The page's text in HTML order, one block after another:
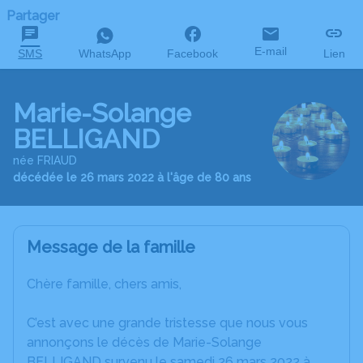
Partager
SMS WhatsApp Facebook E-mail Lien
Marie-Solange
BELLIGAND
née FRIAUD
décédée le 26 mars 2022 à l'âge de 80 ans
Message de la famille
Chère famille, chers amis,
C’est avec une grande tristesse que nous vous
annonçons le décès de Marie-Solange